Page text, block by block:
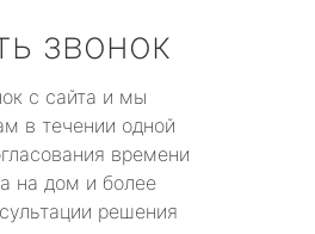
звонок
с сайта и мы
в течении одной
времени
на дом и более
решения